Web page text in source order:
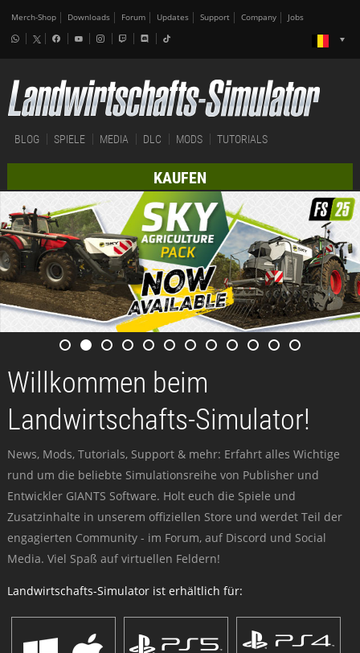
Merch-Shop Downloads Forum Updates Support Company Jobs
BLOG SPIELE MEDIA DLC MODS TUTORIALS
KAUFEN
Willkommen beim
Landwirtschafts-Simulator!
News, Mods, Tutorials, Support & mehr: Erfahrt alles Wichtige
rund um die beliebte Simulationsreihe von Publisher und
Entwickler GIANTS Software. Holt euch die Spiele und
Zusatzinhalte in unserem offiziellen Store und werdet Teil der
engagierten Community - im Forum, auf Discord und Social
Media. Viel Spaß auf virtuellen Feldern!
Landwirtschafts-Simulator ist erhältlich für: